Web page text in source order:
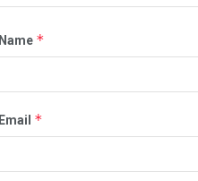
Name *
Email *